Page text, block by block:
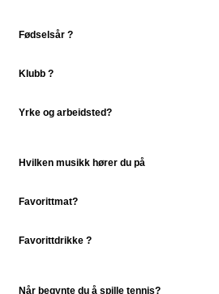
Fødselsår ?
Klubb ?
Yrke og arbeidsted?
Hvilken musikk hører du på
Favorittmat?
Favorittdrikke ?
Når begynte du å spille tennis?